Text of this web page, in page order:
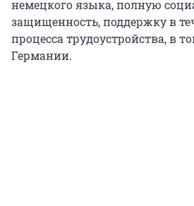
немецкого языка, полную
защищенность, поддержку в
процесса трудоустройства, в
Германии.